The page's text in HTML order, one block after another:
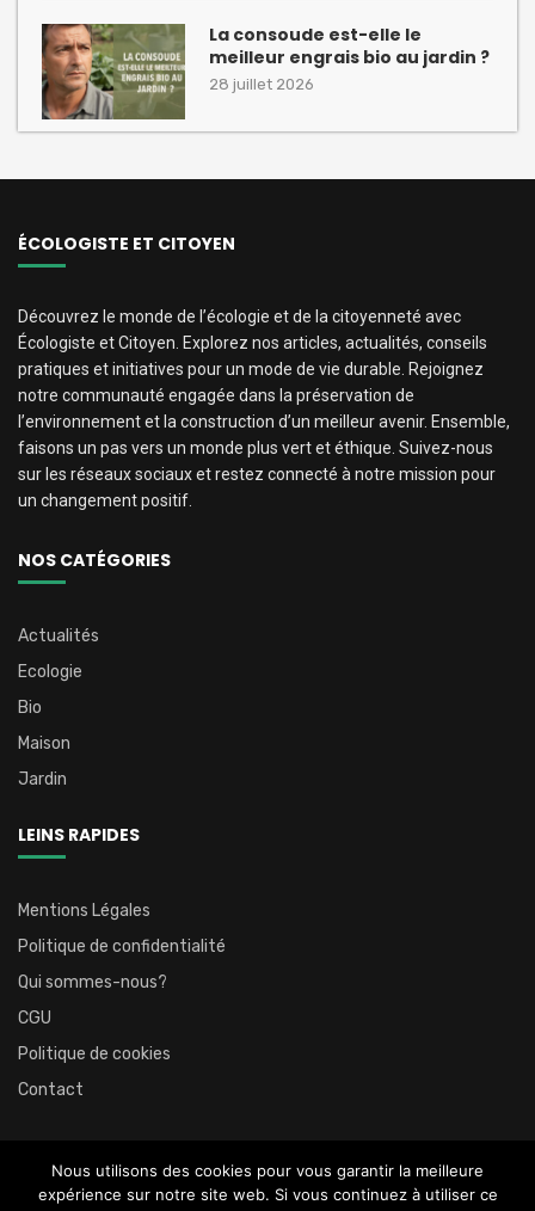
La consoude est-elle le
meilleur engrais bio au jardin ?
28 juillet 2026
ÉCOLOGISTE ET CITOYEN
Découvrez le monde de l’écologie et de la citoyenneté avec
Écologiste et Citoyen. Explorez nos articles, actualités, conseils
pratiques et initiatives pour un mode de vie durable. Rejoignez
notre communauté engagée dans la préservation de
l’environnement et la construction d’un meilleur avenir. Ensemble,
faisons un pas vers un monde plus vert et éthique. Suivez-nous
sur les réseaux sociaux et restez connecté à notre mission pour
un changement positif.
NOS CATÉGORIES
Actualités
Ecologie
Bio
Maison
Jardin
LEINS RAPIDES
Mentions Légales
Politique de confidentialité
Qui sommes-nous?
CGU
Politique de cookies
Contact
@2023 – Tous droits réservés.Écologiste et Citoyen
Nous utilisons des cookies pour vous garantir la meilleure
expérience sur notre site web. Si vous continuez à utiliser ce